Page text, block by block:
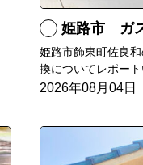
姫路市 ガ
姫路市飾東町佐良
換についてレポー
2026年08月04日